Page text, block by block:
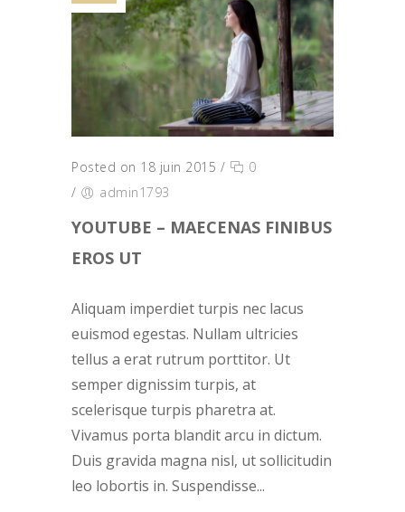
Posted on 18 juin 2015 /
0
/
admin1793
YOUTUBE – MAECENAS FINIBUS
EROS UT
Aliquam imperdiet turpis nec lacus
euismod egestas. Nullam ultricies
tellus a erat rutrum porttitor. Ut
semper dignissim turpis, at
scelerisque turpis pharetra at.
Vivamus porta blandit arcu in dictum.
Duis gravida magna nisl, ut sollicitudin
leo lobortis in. Suspendisse...